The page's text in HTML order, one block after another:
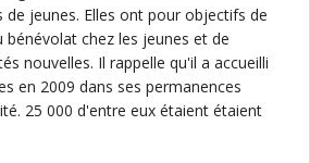
jeunes. Elles ont pour objectifs de
bénévolat chez les jeunes et de
nouvelles. Il rappelle qu'il a accueilli
en 2009 dans ses permanences
25 000 d'entre eux étaient étaient